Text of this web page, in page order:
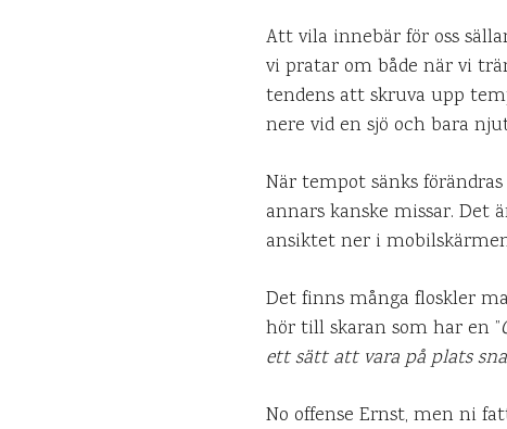
Att vila innebär för oss
vi pratar om både när vi
tendens att skruva upp
nere vid en sjö och bara
När tempot sänks
annars kanske missar.
ansiktet ner i
Det finns många floskler
hör till skaran som har en ”
ett sätt att vara på plats
No offense Ernst, men ni